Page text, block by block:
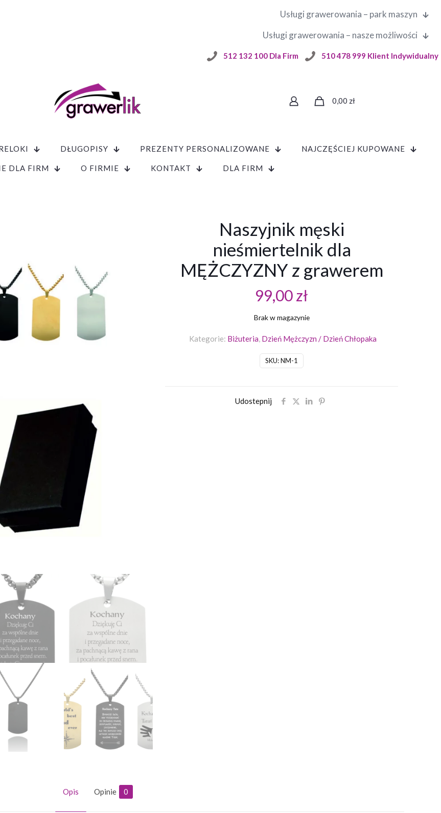
Usługi grawerowania – park maszyn
Usługi grawerowania – nasze możliwości
512 132 100 Dla Firm 510 478 999 Klient Indywidualny
0,00 zł
DŁUGOPISY PREZENTY PERSONALIZOWANE NAJCZĘŚCIEJ KUPOWANE
DLA FIRM O FIRMIE KONTAKT DLA FIRM
Naszyjnik męski
nieśmiertelnik dla
MĘŻCZYZNY z grawerem
99,00zł
Brak w magazynie
SKU:NM-1
Kategorie: Biżuteria, Dzień Mężczyzn / Dzień Chłopaka
Udostepnij
Opis Opinie 0